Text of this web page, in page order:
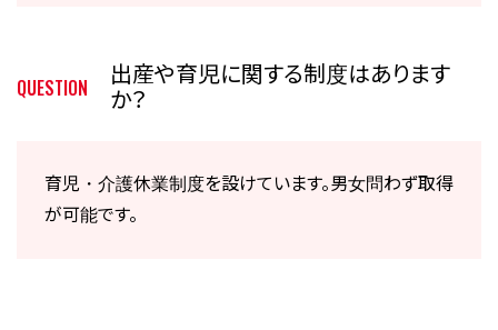
QUESTION
出産や育児に関する制度はあります
か？
育児・介護休業制度を設けています。男女問わず取得
が可能です。